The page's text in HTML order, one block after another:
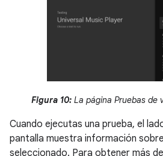
Figura 10: La página Pruebas de
Cuando ejecutas una prueba, el
pantalla muestra información
seleccionado. Para obtener más